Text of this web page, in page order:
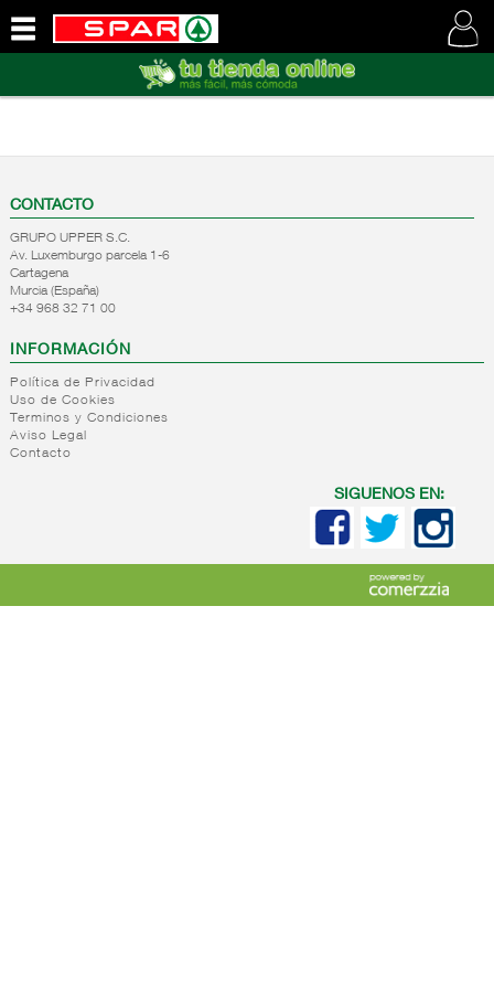
SOMOS
CONTACTO
GRUPO UPPER S.C.
Av. Luxemburgo parcela 1-6
Cartagena
Murcia (España)
+34 968 32 71 00
INFORMACIÓN
Política de Privacidad
Uso de Cookies
Terminos y Condiciones
Aviso Legal
Contacto
SIGUENOS EN: